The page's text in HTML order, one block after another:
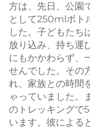
方は、先日、公園
として250mlボト
した。子どもたち
放り込み、持ち運
にもかかわらず、
せんでした。その
れ、家族との時間
ゃっていました。
のトレッキングで
います。彼による